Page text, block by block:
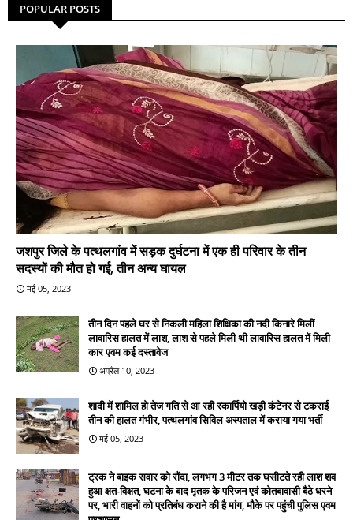
POPULAR POSTS
जशपुर जिले के पत्थलगांव में सड़क दुर्घटना में एक ही परिवार के तीन
सदस्यों की मौत हो गई, तीन अन्य घायल
मई 05, 2023
तीन दिन पहले घर से निकली महिला शिक्षिका की नदी किनारे मिलीं
लावारिस हालत में लाश, लाश से पहले मिली थी लावारिस हालत में मिली
कार एवम कई दस्तावेज
अप्रैल 10, 2023
शादी में शामिल हो तेज गति से आ रही स्कार्पियो खड़ी कंटेनर से टकराई
तीन की हालत गंभीर, पत्थलगांव सिविल अस्पताल में कराया गया भर्ती
मई 05, 2023
ट्रक ने बाइक सवार को रौंदा, लगभग 3 मीटर तक घसीटते रही लाश शव
हुआ क्षत-विक्षत, घटना के बाद मृतक के परिजन एवं कोतबावासी बैठे धरने
पर, भारी वाहनों को प्रतिबंध कराने की है मांग, मौके पर पहुंची पुलिस एवम